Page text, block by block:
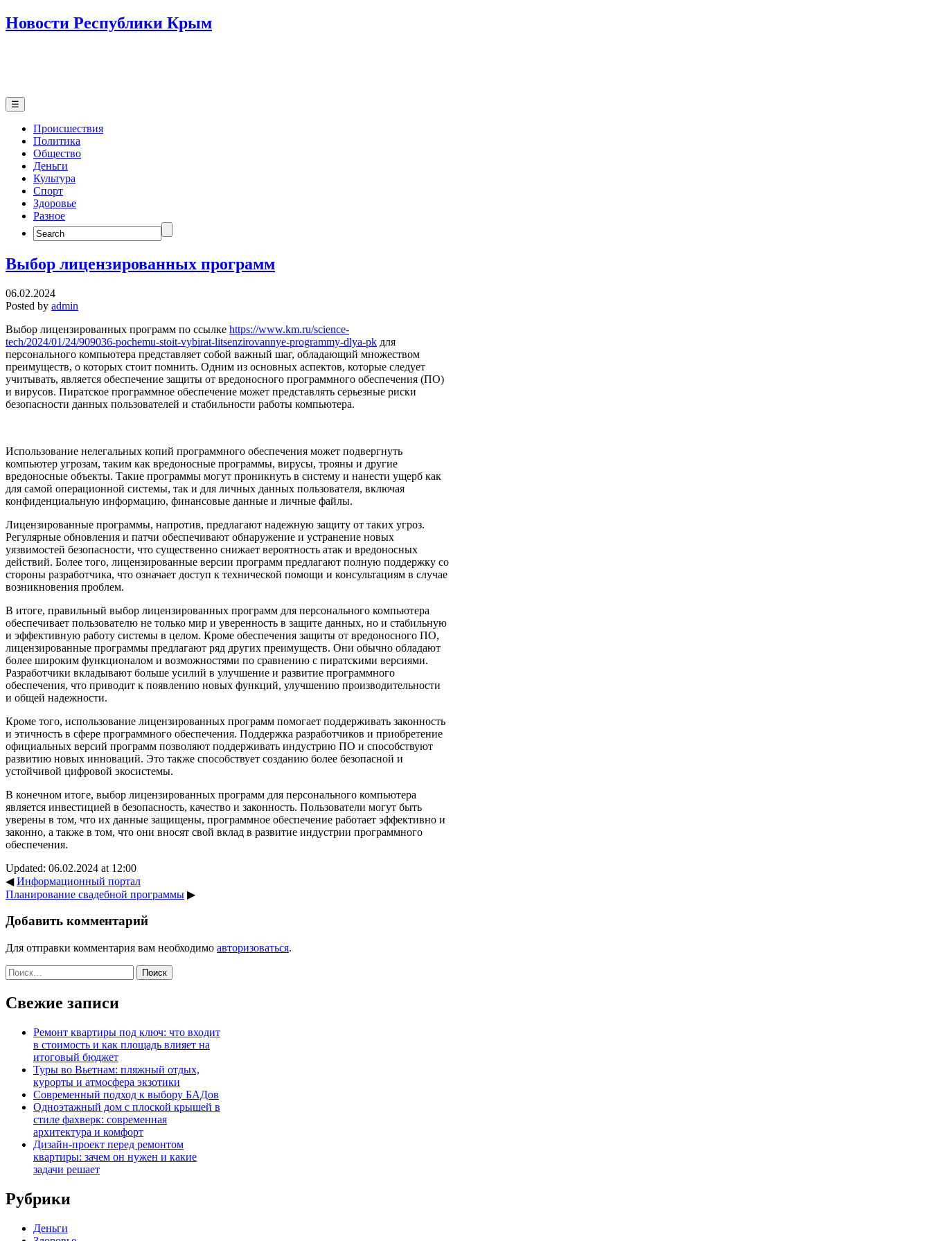
Новости Республики Крым
☰
Происшествия
Политика
Общество
Деньги
Культура
Спорт
Здоровье
Разное
Search
for:
Выбор лицензированных программ
06.02.2024
Posted by admin
Выбор лицензированных программ по ссылке https://www.km.ru/science-
tech/2024/01/24/909036-pochemu-stoit-vybirat-litsenzirovannye-programmy-dlya-pk для
персонального компьютера представляет собой важный шаг, обладающий множеством
преимуществ, о которых стоит помнить. Одним из основных аспектов, которые следует
учитывать, является обеспечение защиты от вредоносного программного обеспечения (ПО)
и вирусов. Пиратское программное обеспечение может представлять серьезные риски
безопасности данных пользователей и стабильности работы компьютера.
Использование нелегальных копий программного обеспечения может подвергнуть
компьютер угрозам, таким как вредоносные программы, вирусы, трояны и другие
вредоносные объекты. Такие программы могут проникнуть в систему и нанести ущерб как
для самой операционной системы, так и для личных данных пользователя, включая
конфиденциальную информацию, финансовые данные и личные файлы.
Лицензированные программы, напротив, предлагают надежную защиту от таких угроз.
Регулярные обновления и патчи обеспечивают обнаружение и устранение новых
уязвимостей безопасности, что существенно снижает вероятность атак и вредоносных
действий. Более того, лицензированные версии программ предлагают полную поддержку со
стороны разработчика, что означает доступ к технической помощи и консультациям в случае
возникновения проблем.
В итоге, правильный выбор лицензированных программ для персонального компьютера
обеспечивает пользователю не только мир и уверенность в защите данных, но и стабильную
и эффективную работу системы в целом. Кроме обеспечения защиты от вредоносного ПО,
лицензированные программы предлагают ряд других преимуществ. Они обычно обладают
более широким функционалом и возможностями по сравнению с пиратскими версиями.
Разработчики вкладывают больше усилий в улучшение и развитие программного
обеспечения, что приводит к появлению новых функций, улучшению производительности
и общей надежности.
Кроме того, использование лицензированных программ помогает поддерживать законность
и этичность в сфере программного обеспечения. Поддержка разработчиков и приобретение
официальных версий программ позволяют поддерживать индустрию ПО и способствуют
развитию новых инноваций. Это также способствует созданию более безопасной и
устойчивой цифровой экосистемы.
В конечном итоге, выбор лицензированных программ для персонального компьютера
является инвестицией в безопасность, качество и законность. Пользователи могут быть
уверены в том, что их данные защищены, программное обеспечение работает эффективно и
законно, а также в том, что они вносят свой вклад в развитие индустрии программного
обеспечения.
Updated: 06.02.2024 at 12:00
◀Информационный портал
Планирование свадебной программы ▶
Добавить комментарий
Для отправки комментария вам необходимо авторизоваться.
Найти:
Свежие записи
Ремонт квартиры под ключ: что входит
в стоимость и как площадь влияет на
итоговый бюджет
Туры во Вьетнам: пляжный отдых,
курорты и атмосфера экзотики
Современный подход к выбору БАДов
Одноэтажный дом с плоской крышей в
стиле фахверк: современная
архитектура и комфорт
Дизайн-проект перед ремонтом
квартиры: зачем он нужен и какие
задачи решает
Рубрики
Деньги